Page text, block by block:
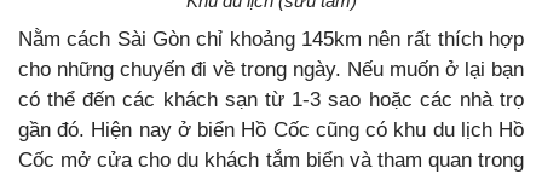
Nằm cách Sài Gòn chỉ khoảng 145km nên rất thích hợp
cho những chuyến đi về trong ngày. Nếu muốn ở lại bạn
có thể đến các khách sạn từ 1-3 sao hoặc các nhà trọ
gần đó. Hiện nay ở biển Hồ Cốc cũng có khu du lịch Hồ
Cốc mở cửa cho du khách tắm biển và tham quan trong